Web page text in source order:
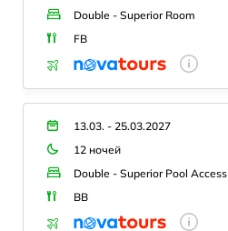
Double - Superior Room
FB
13.03. - 25.03.2027
12 ночей
Double - Superior Pool Access
BB